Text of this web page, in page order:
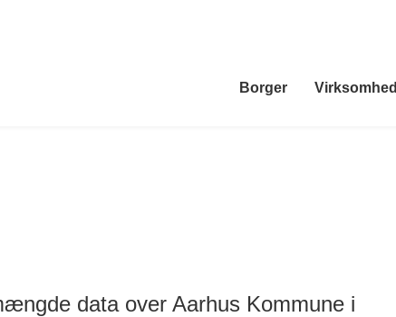
Borger Virksomhed
data over Aarhus Kommune i